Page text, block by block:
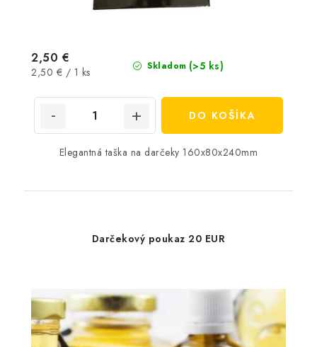
Skladom (>5 ks)
2,50 €
Jednotková
2,50 € / 1 ks
DO KOŠÍKA
Elegantná taška na darčeky 160x80x240mm
Darčekový poukaz 20 EUR